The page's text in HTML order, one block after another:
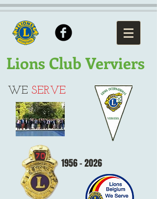
Lions Club Verviers
WE SERVE
1956 - 2026